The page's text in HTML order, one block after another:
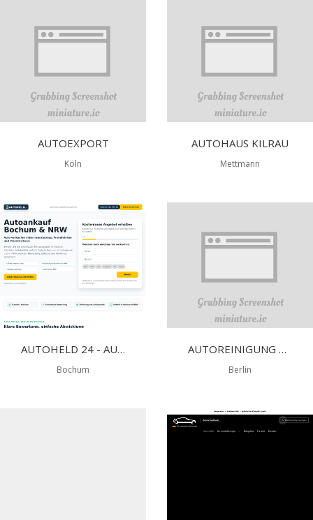
AUTOEXPORT
Köln
AUTOHAUS KILRAU
Mettmann
AUTOHELD 24 - AUTOANKAUF BOCHUM
Bochum
AUTOREINIGUNG BERLIN NOACK
Berlin